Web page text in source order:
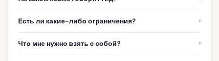
Есть ли какие-либо ограничения? ›
Что мне нужно взять с собой? ›